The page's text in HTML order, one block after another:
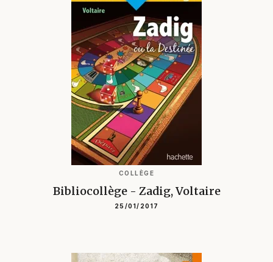
COLLÈGE
Bibliocollège - Zadig, Voltaire
25/01/2017